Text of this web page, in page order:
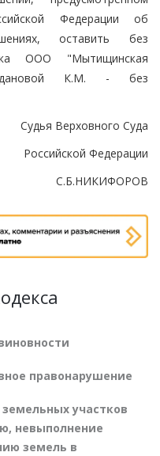
Федерации об
оставить без
ООО "Мытищинская
Ждановой К.М. - без
Судья Верховного Суда
Российской Федерации
С.Б.НИКИФОРОВ
правонарушение
участков
невыполнение
земель в